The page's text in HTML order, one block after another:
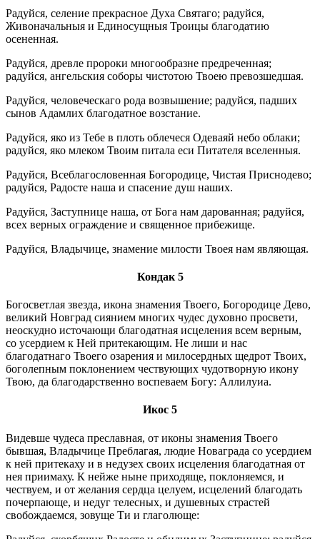
Радуйся, селение прекрасное Духа Святаго; радуйся,
Живоначальныя и Единосущныя Троицы благодатию
осененная.
Радуйся, древле пророки многообразне предреченная;
радуйся, ангельския соборы чистотою Твоею превозшедшая.
Радуйся, человеческаго рода возвышение; радуйся, падших
сынов Адамлих благодатное возстание.
Радуйся, яко из Тебе в плоть облечеся Одеваяй небо облаки;
радуйся, яко млеком Твоим питала еси Питателя вселенныя.
Радуйся, Всеблагословенная Богородице, Чистая Приснодево;
радуйся, Радосте наша и спасение душ наших.
Радуйся, Заступнице наша, от Бога нам дарованная; радуйся,
всех верных ограждение и священное прибежище.
Радуйся, Владычице, знамение милости Твоея нам являющая.
Кондак 5
Богосветлая звезда, икона знамения Твоего, Богородице Дево,
великий Новград сиянием многих чудес духовно просвети,
неоскудно источающи благодатная исцеления всем верным,
со усердием к Ней притекающим. Не лиши и нас
благодатнаго Твоего озарения и милосердных щедрот Твоих,
боголепным поклонением чествующих чудотворную икону
Твою, да благодарственно воспеваем Богу: Аллилуиа.
Икос 5
Видевше чудеса преславная, от иконы знамения Твоего
бывшая, Владычице Преблагая, людие Новаграда со усердием
к ней притекаху и в недузех своих исцеления благодатная от
нея приимаху. К нейже ныне приходяще, поклоняемся, и
чествуем, и от желания сердца целуем, исцелений благодать
почерпающе, и недуг телесных, и душевных страстей
свобождаемся, зовуще Ти и глаголюще: